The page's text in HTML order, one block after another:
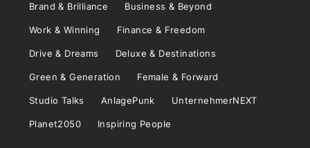
Brand & Brilliance Business & Beyond
Work & Winning Finance & Freedom
Drive & Dreams Deluxe & Destinations
Green & Generation Female & Forward
Studio Talks AnlagePunk UnternehmerNEXT
Planet2050 Inspiring People